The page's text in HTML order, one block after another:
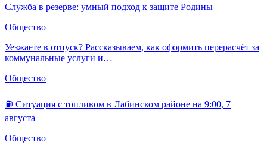
Служба в резерве: умный подход к защите Родины
Общество
Уезжаете в отпуск? Рассказываем, как оформить перерасчёт за
коммунальные услуги и…
Общество
⛽️ Ситуация с топливом в Лабинском районе на 9:00, 7
августа
Общество